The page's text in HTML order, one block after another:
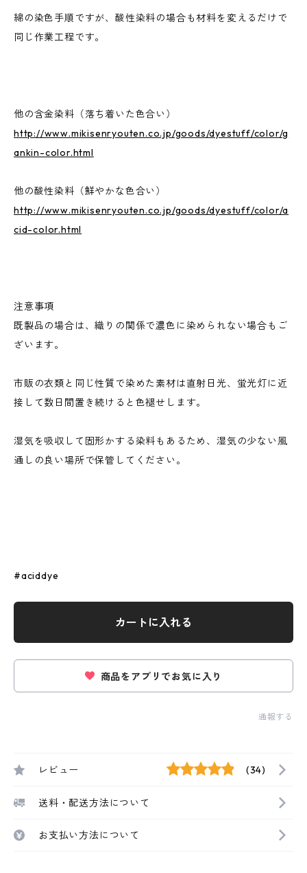
綿の染色手順ですが、酸性染料の場合も材料を変えるだけで
同じ作業工程です。
他の含金染料（落ち着いた色合い）
http://www.mikisenryouten.co.jp/goods/dyestuff/color/g
ankin-color.html
他の酸性染料（鮮やかな色合い）
http://www.mikisenryouten.co.jp/goods/dyestuff/color/a
cid-color.html
注意事項
既製品の場合は、織りの関係で濃色に染められない場合もご
ざいます。
市販の衣類と同じ性質で染めた素材は直射日光、蛍光灯に近
接して数日間置き続けると色褪せします。
湿気を吸収して固形かする染料もあるため、湿気の少ない風
通しの良い場所で保管してください。
#aciddye
カートに入れる
商品をアプリでお気に入り
通報する
レビュー (34)
送料・配送方法について
お支払い方法について